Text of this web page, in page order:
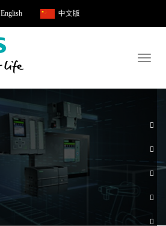
English 中文版